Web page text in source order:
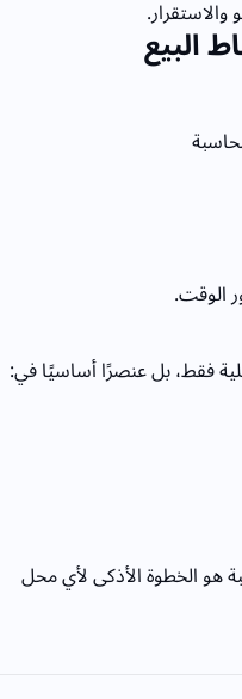
البيع
الوقت.
فقط، بل عنصرًا أساسيًا في:
هو الخطوة الأذكى لأي محل